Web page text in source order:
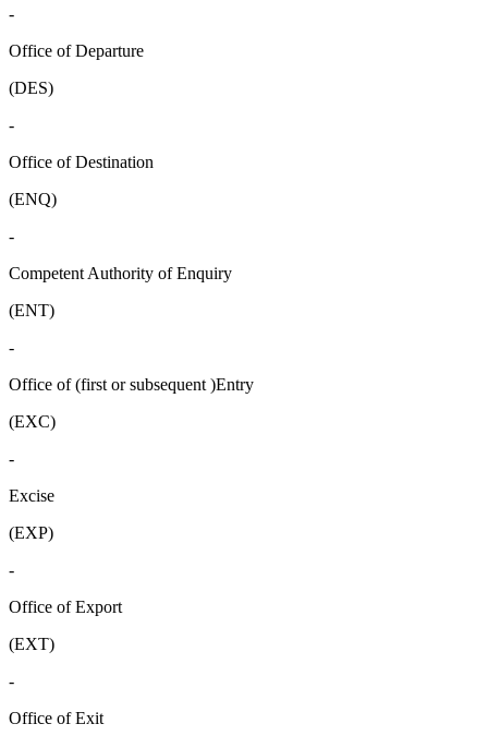
-
Office of Departure
(DES)
-
Office of Destination
(ENQ)
-
Competent Authority of Enquiry
(ENT)
-
Office of (first or subsequent )Entry
(EXC)
-
Excise
(EXP)
-
Office of Export
(EXT)
-
Office of Exit